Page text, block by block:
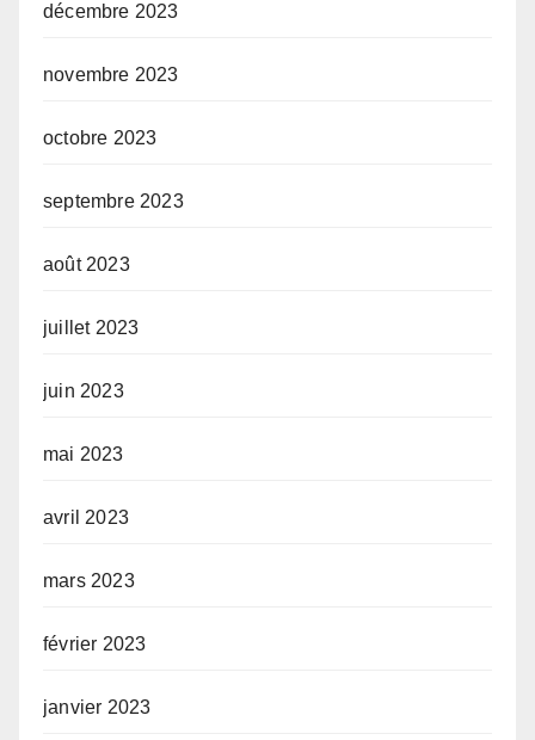
décembre 2023
novembre 2023
octobre 2023
septembre 2023
août 2023
juillet 2023
juin 2023
mai 2023
avril 2023
mars 2023
février 2023
janvier 2023